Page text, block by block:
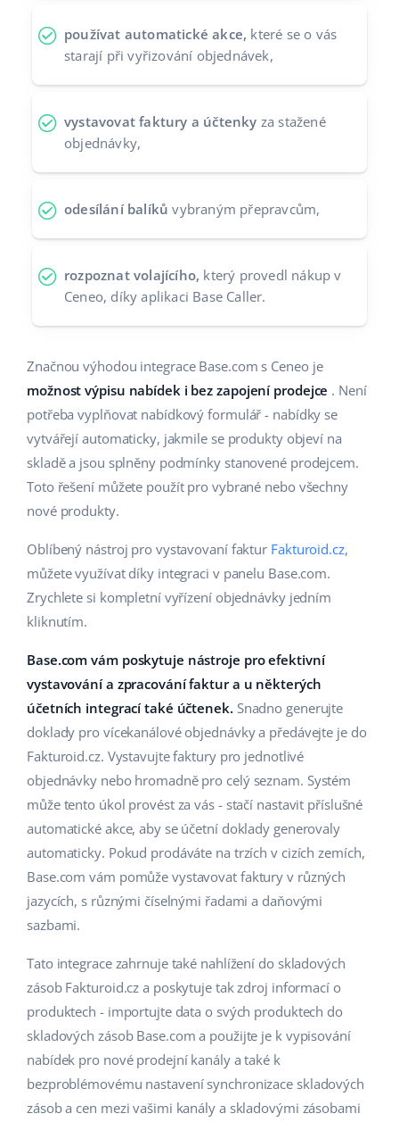
používat automatické akce, které se o vás
starají při vyřizování objednávek,
vystavovat faktury a účtenky za stažené
objednávky,
odesílání balíků vybraným přepravcům,
rozpoznat volajícího, který provedl nákup v
Ceneo, díky aplikaci Base Caller.
Značnou výhodou integrace Base.com s Ceneo je
možnost výpisu nabídek i bez zapojení prodejce . Není
potřeba vyplňovat nabídkový formulář - nabídky se
vytvářejí automaticky, jakmile se produkty objeví na
skladě a jsou splněny podmínky stanovené prodejcem.
Toto řešení můžete použít pro vybrané nebo všechny
nové produkty.
Oblíbený nástroj pro vystavovaní faktur Fakturoid.cz,
můžete využívat díky integraci v panelu Base.com.
Zrychlete si kompletní vyřízení objednávky jedním
kliknutím.
Base.com vám poskytuje nástroje pro efektivní
vystavování a zpracování faktur a u některých
účetních integrací také účtenek. Snadno generujte
doklady pro vícekanálové objednávky a předávejte je do
Fakturoid.cz. Vystavujte faktury pro jednotlivé
objednávky nebo hromadně pro celý seznam. Systém
může tento úkol provést za vás - stačí nastavit příslušné
automatické akce, aby se účetní doklady generovaly
automaticky. Pokud prodáváte na trzích v cizích zemích,
Base.com vám pomůže vystavovat faktury v různých
jazycích, s různými číselnými řadami a daňovými
sazbami.
Tato integrace zahrnuje také nahlížení do skladových
zásob Fakturoid.cz a poskytuje tak zdroj informací o
produktech - importujte data o svých produktech do
skladových zásob Base.com a použijte je k vypisování
nabídek pro nové prodejní kanály a také k
bezproblémovému nastavení synchronizace skladových
zásob a cen mezi vašimi kanály a skladovými zásobami